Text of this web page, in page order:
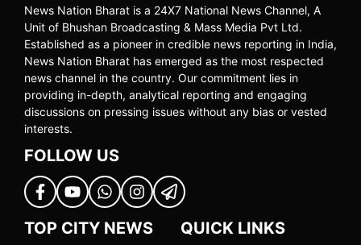
News Nation Bharat is a 24X7 National News Channel, A
Unit of Bhushan Broadcasting & Mass Media Pvt Ltd.
Established as a pioneer in credible news reporting in India,
News Nation Bharat has emerged as the most respected
news channel in the country. Our commitment lies in
providing in-depth, analytical reporting and engaging
discussions on pressing issues without any bias or vested
interests.
FOLLOW US
TOP CITY NEWS QUICK LINKS